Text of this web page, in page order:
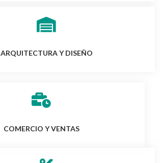
ARQUITECTURA Y DISEÑO
COMERCIO Y VENTAS